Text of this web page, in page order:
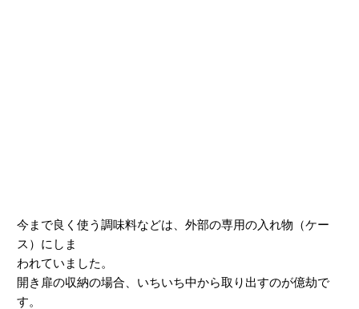
今まで良く使う調味料などは、外部の専用の入れ物（ケー
ス）にしま
われていました。
開き扉の収納の場合、いちいち中から取り出すのが億劫で
す。